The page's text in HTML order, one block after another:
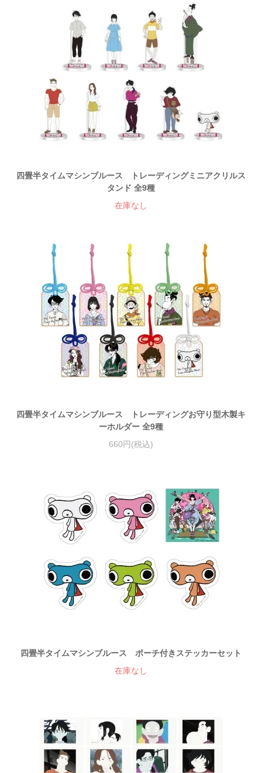
四畳半タイムマシンブルース トレーディングミニアクリルス
タンド 全9種
在庫なし
四畳半タイムマシンブルース トレーディングお守り型木製キ
ーホルダー 全9種
660円(税込)
四畳半タイムマシンブルース ポーチ付きステッカーセット
在庫なし